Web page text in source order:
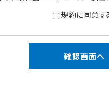
）と当社間での本サービス利
。なお会員登録をするお客様は
ことができます。
規約に同意す